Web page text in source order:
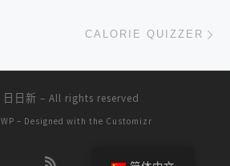
CALORIE QUIZZER
日日新 – All rights reserved
WP – Designed with the Customizr